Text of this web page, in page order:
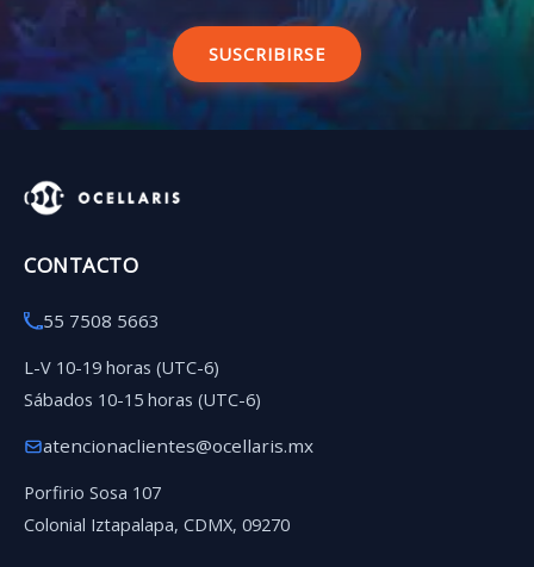
SUSCRIBIRSE
CONTACTO
55 7508 5663
L-V 10-19 horas (UTC-6)
Sábados 10-15 horas (UTC-6)
atencionaclientes@ocellaris.mx
Porfirio Sosa 107
Colonial Iztapalapa, CDMX, 09270